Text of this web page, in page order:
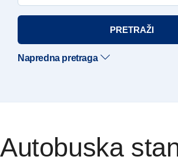
PRETRAŽI
Napredna pretraga
Autobuska stanica